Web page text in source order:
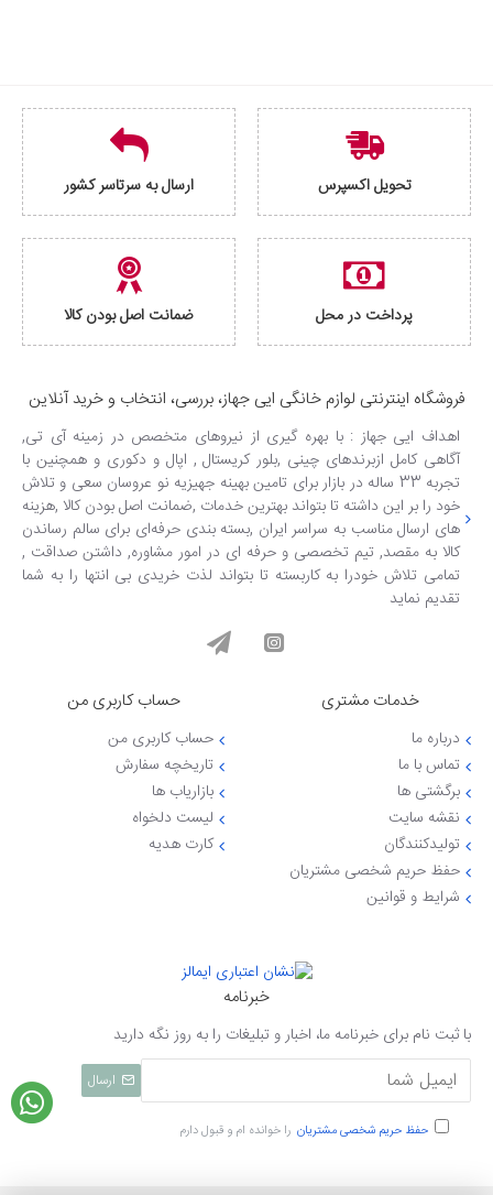
تحویل اکسپرس ارسال به سرتاسر کشور
پرداخت در محل ضمانت اصل بودن کالا
فروشگاه اینترنتی لوازم خانگی ایی جهاز، بررسی، انتخاب و خرید آنلاین
اهداف ایی جهاز : با بهره گیری از نیروهای متخصص در زمینه آی تی,
آگاهی کامل ازبرندهای چینی ,بلور کریستال , اپال و دکوری و همچنین با
تجربه 33 ساله در بازار برای تامین بهینه جهیزیه نو عروسان سعی و تلاش
خود را بر این داشته تا بتواند بهترین خدمات ,ضمانت اصل بودن کالا ,هزینه
های ارسال مناسب به سراسر ایران ,بسته بندی حرفه‌ای برای سالم رساندن
کالا به مقصد, تیم تخصصی و حرفه ای در امور مشاوره, داشتن صداقت ,
تمامی تلاش خودرا به کاربسته تا بتواند لذت خریدی بی انتها را به شما
تقدیم نماید
خدمات مشتری
درباره ما
تماس با ما
برگشتی ها
نقشه سایت
تولیدکنندگان
حفظ حریم شخصی مشتریان
شرایط و قوانین
حساب کاربری من
حساب کاربری من
تاریخچه سفارش
بازاریاب ها
لیست دلخواه
کارت هدیه
خبرنامه
با ثبت نام برای خبرنامه ما، اخبار و تبلیغات را به روز نگه دارید
ارسال
حفظ حریم شخصی مشتریان را خوانده ام و قبول دارم